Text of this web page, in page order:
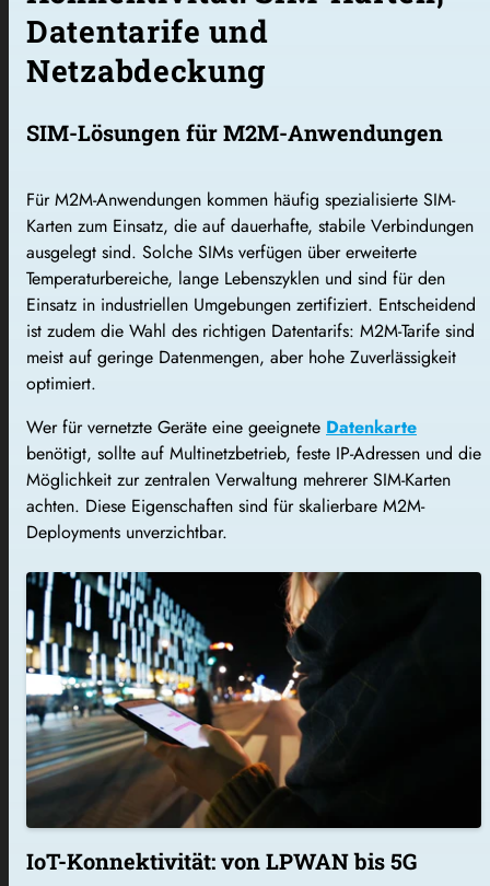
Datentarife und
Netzabdeckung
SIM-Lösungen für M2M-Anwendungen
Für M2M-Anwendungen kommen häufig spezialisierte SIM-
Karten zum Einsatz, die auf dauerhafte, stabile Verbindungen
ausgelegt sind. Solche SIMs verfügen über erweiterte
Temperaturbereiche, lange Lebenszyklen und sind für den
Einsatz in industriellen Umgebungen zertifiziert. Entscheidend
ist zudem die Wahl des richtigen Datentarifs: M2M-Tarife sind
meist auf geringe Datenmengen, aber hohe Zuverlässigkeit
optimiert.
Wer für vernetzte Geräte eine geeignete Datenkarte
benötigt, sollte auf Multinetzbetrieb, feste IP-Adressen und die
Möglichkeit zur zentralen Verwaltung mehrerer SIM-Karten
achten. Diese Eigenschaften sind für skalierbare M2M-
Deployments unverzichtbar.
IoT-Konnektivität: von LPWAN bis 5G